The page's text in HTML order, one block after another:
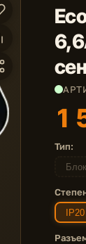
1
Тип:
IP20